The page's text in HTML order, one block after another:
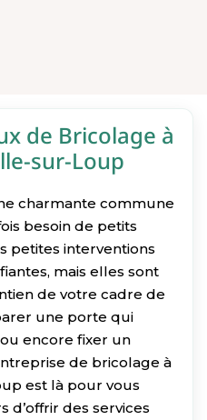
de Bricolage à
sur-Loup
charmante commune
besoin de petits
petites interventions
mais elles sont
de votre cadre de
une porte qui
encore fixer un
de bricolage à
est là pour vous
d’offrir des services